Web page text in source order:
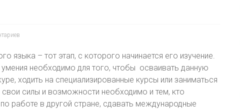
языка – тот этап, с которого начинается его изучение.
необходимо для того, чтобы осваивать данную
ходить на специализированные курсы или заниматься
силы и возможности необходимо и тем, кто
работе в другой стране, сдавать международные